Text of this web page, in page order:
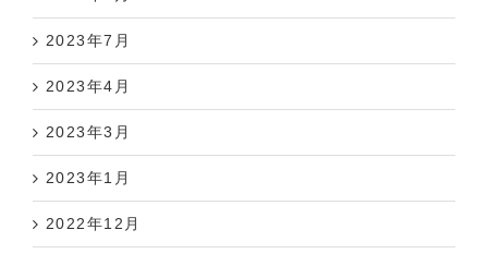
2023年7月
2023年4月
2023年3月
2023年1月
2022年12月